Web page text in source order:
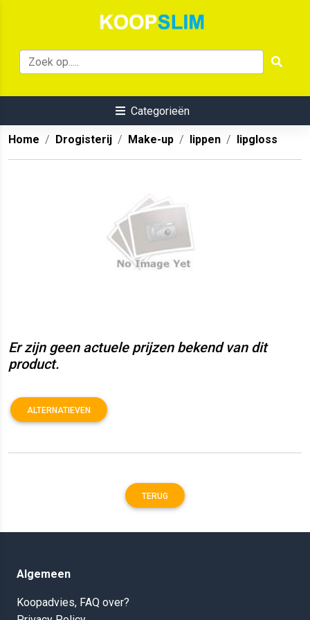
Categorieën
Home Drogisterij Make-up lippen lipgloss
Er zijn geen actuele prijzen bekend van dit
product.
ALTERNATIEVEN
TERUG
Algemeen
Koopadvies, FAQ over?